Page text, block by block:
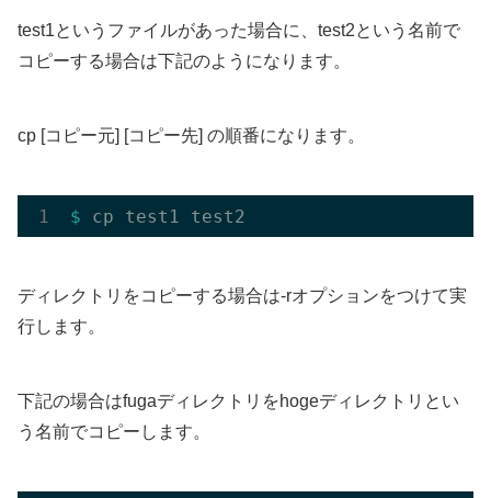
test1というファイルがあった場合に、test2という名前で
コピーする場合は下記のようになります。
cp [コピー元] [コピー先] の順番になります。
$
ディレクトリをコピーする場合は-rオプションをつけて実
行します。
下記の場合はfugaディレクトリをhogeディレクトリとい
う名前でコピーします。